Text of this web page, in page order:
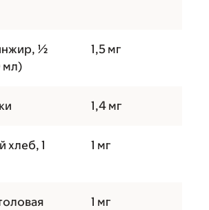
½
мл)
1,5 мг
1,4 мг
хлеб, 1
1 мг
1 мг